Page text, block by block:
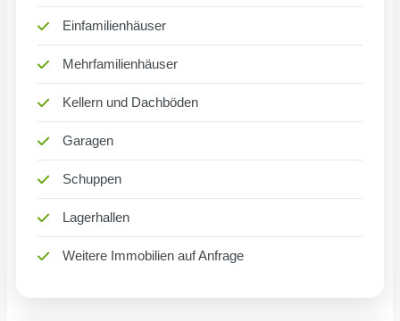
Einfamilienhäuser
Mehrfamilienhäuser
Kellern und Dachböden
Garagen
Schuppen
Lagerhallen
Weitere Immobilien auf Anfrage